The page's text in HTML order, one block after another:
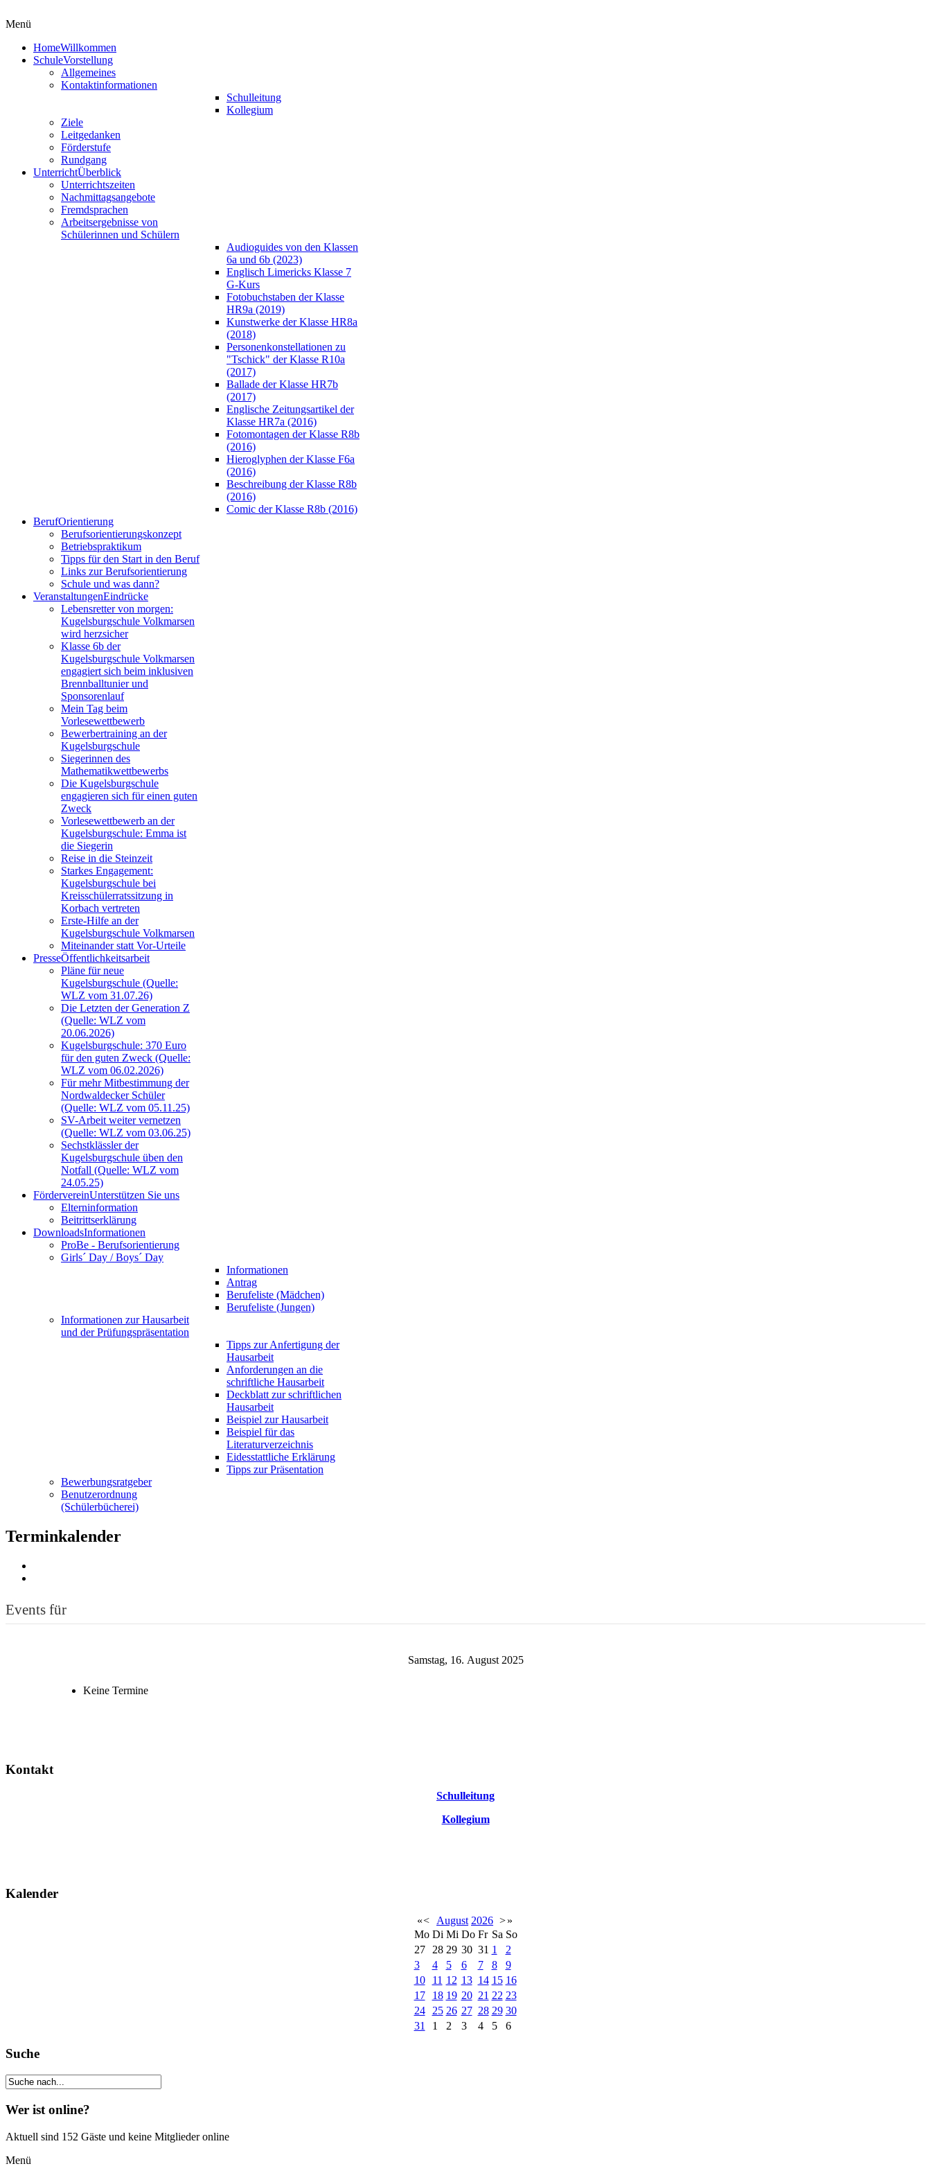
Menü
HomeWillkommen
SchuleVorstellung
Allgemeines
Kontaktinformationen
Schulleitung
Kollegium
Ziele
Leitgedanken
Förderstufe
Rundgang
UnterrichtÜberblick
Unterrichtszeiten
Nachmittagsangebote
Fremdsprachen
Arbeitsergebnisse von
Schülerinnen und Schülern
Audioguides von den Klassen
6a und 6b (2023)
Englisch Limericks Klasse 7
G-Kurs
Fotobuchstaben der Klasse
HR9a (2019)
Kunstwerke der Klasse HR8a
(2018)
Personenkonstellationen zu
"Tschick" der Klasse R10a
(2017)
Ballade der Klasse HR7b
(2017)
Englische Zeitungsartikel der
Klasse HR7a (2016)
Fotomontagen der Klasse R8b
(2016)
Hieroglyphen der Klasse F6a
(2016)
Beschreibung der Klasse R8b
(2016)
Comic der Klasse R8b (2016)
BerufOrientierung
Berufsorientierungskonzept
Betriebspraktikum
Tipps für den Start in den Beruf
Links zur Berufsorientierung
Schule und was dann?
VeranstaltungenEindrücke
Lebensretter von morgen:
Kugelsburgschule Volkmarsen
wird herzsicher
Klasse 6b der
Kugelsburgschule Volkmarsen
engagiert sich beim inklusiven
Brennballtunier und
Sponsorenlauf
Mein Tag beim
Vorlesewettbewerb
Bewerbertraining an der
Kugelsburgschule
Siegerinnen des
Mathematikwettbewerbs
Die Kugelsburgschule
engagieren sich für einen guten
Zweck
Vorlesewettbewerb an der
Kugelsburgschule: Emma ist
die Siegerin
Reise in die Steinzeit
Starkes Engagement:
Kugelsburgschule bei
Kreisschülerratssitzung in
Korbach vertreten
Erste-Hilfe an der
Kugelsburgschule Volkmarsen
Miteinander statt Vor-Urteile
PresseÖffentlichkeitsarbeit
Pläne für neue
Kugelsburgschule (Quelle:
WLZ vom 31.07.26)
Die Letzten der Generation Z
(Quelle: WLZ vom
20.06.2026)
Kugelsburgschule: 370 Euro
für den guten Zweck (Quelle:
WLZ vom 06.02.2026)
Für mehr Mitbestimmung der
Nordwaldecker Schüler
(Quelle: WLZ vom 05.11.25)
SV-Arbeit weiter vernetzen
(Quelle: WLZ vom 03.06.25)
Sechstklässler der
Kugelsburgschule üben den
Notfall (Quelle: WLZ vom
24.05.25)
FördervereinUnterstützen Sie uns
Elterninformation
Beitrittserklärung
DownloadsInformationen
ProBe - Berufsorientierung
Girls´ Day / Boys´ Day
Informationen
Antrag
Berufeliste (Mädchen)
Berufeliste (Jungen)
Informationen zur Hausarbeit
und der Prüfungspräsentation
Tipps zur Anfertigung der
Hausarbeit
Anforderungen an die
schriftliche Hausarbeit
Deckblatt zur schriftlichen
Hausarbeit
Beispiel zur Hausarbeit
Beispiel für das
Literaturverzeichnis
Eidesstattliche Erklärung
Tipps zur Präsentation
Bewerbungsratgeber
Benutzerordnung
(Schülerbücherei)
Terminkalender
Events für
Samstag, 16. August 2025
Keine Termine
Kontakt
Schulleitung
Kollegium
Kalender
«< August 2026 >»
Mo Di Mi Do Fr Sa So
27
28 29 30 31 1
2
3
4 5 6 7 8
9
10
11 12 13 14 15 16
17
18 19 20 21 22 23
24
25 26 27 28 29 30
31
1 2 3 4 5 6
Suche
Wer ist online?
Aktuell sind 152 Gäste und keine Mitglieder online
Menü